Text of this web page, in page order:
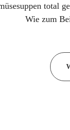
total
Wie zum